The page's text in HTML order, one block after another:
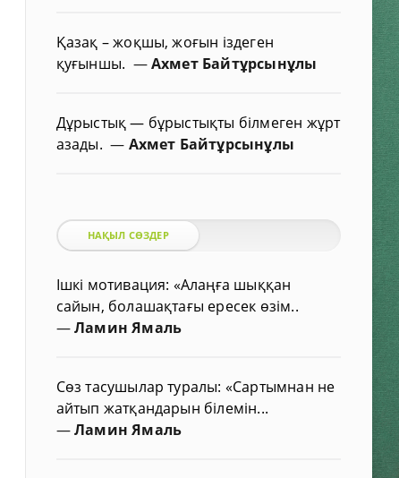
Қазақ – жоқшы, жоғын іздеген
қуғыншы. —Ахмет Байтұрсынұлы
Дұрыстық — бұрыстықты білмеген жұрт
азады.— Ахмет Байтұрсынұлы
НАҚЫЛ СӨЗДЕР
Ішкі мотивация: «Алаңға шыққан
сайын, болашақтағы ересек өзім..
—Ламин Ямаль
Сөз тасушылар туралы: «Сартымнан не
айтып жатқандарын білемін...
—Ламин Ямаль